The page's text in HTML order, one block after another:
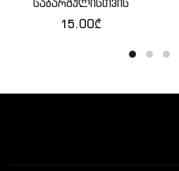
საბარგულისთვის
15.00₾